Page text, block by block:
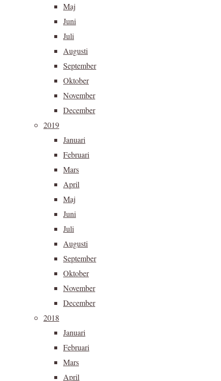
Maj
Juni
Juli
Augusti
September
Oktober
November
December
2019
Januari
Februari
Mars
April
Maj
Juni
Juli
Augusti
September
Oktober
November
December
2018
Januari
Februari
Mars
April